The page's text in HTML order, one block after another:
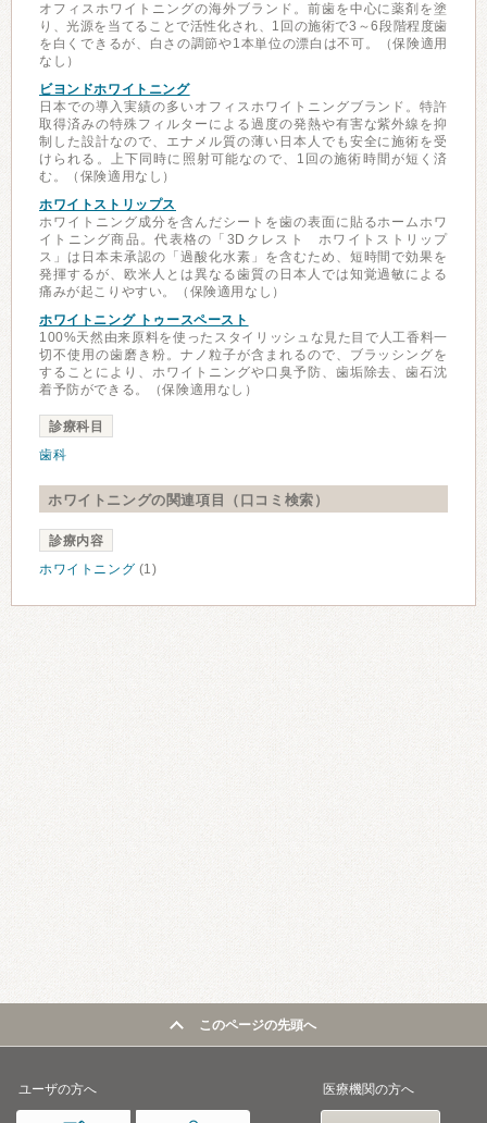
オフィスホワイトニングの海外ブランド。前歯を中心に薬剤を塗
り、光源を当てることで活性化され、1回の施術で3～6段階程度歯
を白くできるが、白さの調節や1本単位の漂白は不可。（保険適用
なし）
ビヨンドホワイトニング
日本での導入実績の多いオフィスホワイトニングブランド。特許
取得済みの特殊フィルターによる過度の発熱や有害な紫外線を抑
制した設計なので、エナメル質の薄い日本人でも安全に施術を受
けられる。上下同時に照射可能なので、1回の施術時間が短く済
む。（保険適用なし）
ホワイトストリップス
ホワイトニング成分を含んだシートを歯の表面に貼るホームホワ
イトニング商品。代表格の「3Dクレスト ホワイトストリップ
ス」は日本未承認の「過酸化水素」を含むため、短時間で効果を
発揮するが、欧米人とは異なる歯質の日本人では知覚過敏による
痛みが起こりやすい。（保険適用なし）
ホワイトニング トゥースペースト
100%天然由来原料を使ったスタイリッシュな見た目で人工香料一
切不使用の歯磨き粉。ナノ粒子が含まれるので、ブラッシングを
することにより、ホワイトニングや口臭予防、歯垢除去、歯石沈
着予防ができる。（保険適用なし）
診療科目
歯科
ホワイトニングの関連項目（口コミ検索）
診療内容
ホワイトニング (1)
このページの先頭へ
ユーザの方へ 医療機関の方へ